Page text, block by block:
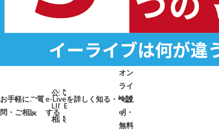
公式
LINE
相談
お手軽にご質
問・ご相談➜ ➜
オン
ライ
ン説
明・
無料
e-Liveを詳しく知る・検討
する
➜➜